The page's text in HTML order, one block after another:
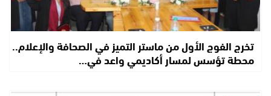
تخرج الفوج الأول من ماستر التميز في الصحافة والإعلام..
محطة تؤسس لمسار أكاديمي واعد في…